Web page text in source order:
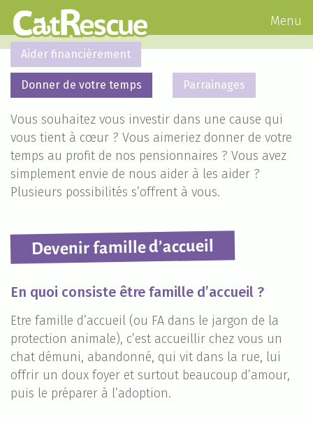
Menu
Aider financièrement
Donner de votre temps Parrainages
Vous souhaitez vous investir dans une cause qui
vous tient à cœur ? Vous aimeriez donner de votre
temps au profit de nos pensionnaires ? Vous avez
simplement envie de nous aider à les aider ?
Plusieurs possibilités s’offrent à vous.
Devenir famille d’accueil
En quoi consiste être famille d’accueil ?
Etre famille d’accueil (ou FA dans le jargon de la
protection animale), c’est accueillir chez vous un
chat démuni, abandonné, qui vit dans la rue, lui
offrir un doux foyer et surtout beaucoup d’amour,
puis le préparer à l’adoption.